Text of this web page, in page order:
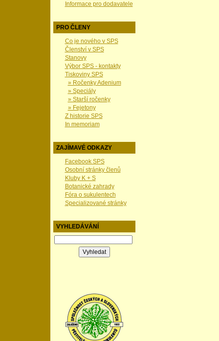
Informace pro dodavatele
PRO ČLENY
Co je nového v SPS
Členství v SPS
Stanovy
Výbor SPS - kontakty
Tiskoviny SPS
» Ročenky Adenium
» Speciály
» Starší ročenky
» Fejetony
Z historie SPS
In memoriam
ZAJÍMAVÉ ODKAZY
Facebook SPS
Osobní stránky členů
Kluby K + S
Botanické zahrady
Fóra o sukulentech
Specializované stránky
VYHLEDÁVÁNÍ